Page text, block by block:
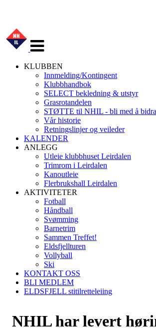
navigasjon
KLUBBEN
Innmelding/Kontingent
Klubbhandbok
SELECT bekledning & utstyr
Grasrotandelen
STØTTE til NHIL - bli med å bidra
Vår historie
Retningslinjer og veileder
KALENDER
ANLEGG
Utleie klubbhuset Leirdalen
Trimrom i Leirdalen
Kanoutleie
Flerbrukshall Leirdalen
AKTIVITETER
Fotball
Håndball
Svømming
Barnetrim
Sammen Treffet!
Eldsfjellturen
Vollyball
Ski
KONTAKT OSS
BLI MEDLEM
ELDSFJELL stitilretteleiing
NHIL har levert